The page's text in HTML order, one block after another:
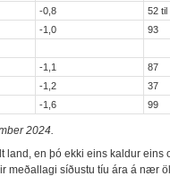
-0,8 52 til
-1,0 93
-1,1 87
-1,2 37
-1,6 99
2024
land, en þó ekki eins kaldur eins
meðallagi síðustu tíu ára á nær